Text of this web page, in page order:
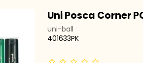
POSCA
Uni Posca Corner
uni-ball
401633PK